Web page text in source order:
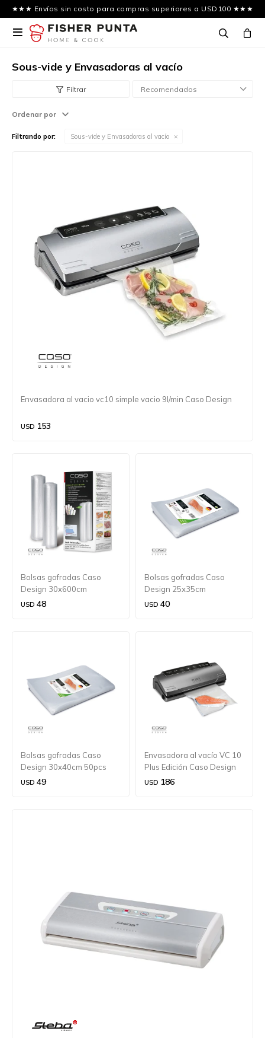
★★★ Envíos sin costo para compras superiores a USD100 ★★★

Sous-vide y Envasadoras al vacío
Recomendados
Ordenar por
Filtrando por: Sous-vide y Envasadoras al vacío
Envasadora al vacio vc10 simple vacio 9l/min Caso Design
USD 153
Bolsas gofradas Caso
Design 30x600cm
USD 48
Bolsas gofradas Caso
Design 25x35cm
USD 40
Bolsas gofradas Caso
Design 30x40cm 50pcs
USD 49
Envasadora al vacío VC 10
Plus Edición Caso Design
USD 186